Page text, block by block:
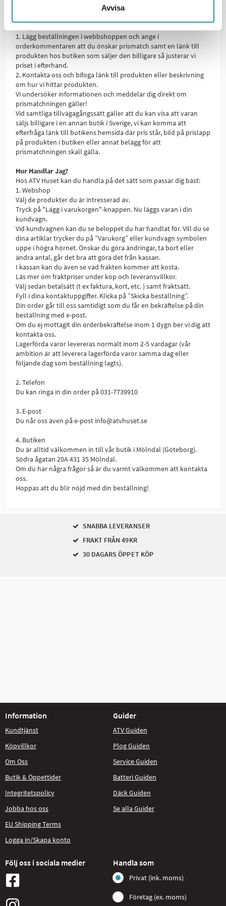
Avvisa
butik. Prisgarantin gäller ordinarie priser, ej tillfälliga reor eller
1. Lägg beställningen i webbshoppen och ange i
orderkommentaren att du önskar prismatch samt en länk till
produkten hos butiken som säljer den billigare så justerar vi
priset i efterhand.
2. Kontakta oss och bifoga länk till produkten eller beskrivning
om hur vi hittar produkten.
Vi undersöker informationen och meddelar dig direkt om
prismatchningen gäller!
Vid samtliga tillvägagångssätt gäller att du kan visa att varan
säljs billigare i en annan butik i Sverige, vi kan komma att
efterfråga länk till butikens hemsida där pris står, bild på prislapp
på produkten i butiken eller annat belägg för att
prismatchningen skall gälla.
Hur Handlar Jag?
Hos ATV Huset kan du handla på det sätt som passar dig bäst:
1. Webshop
Välj de produkter du är intresserad av.
Tryck på "Lägg i varukorgen"-knappen. Nu läggs varan i din
kundvagn.
Vid kundvagnen kan du se beloppet du har handlat för. Vill du se
dina artiklar trycker du på ”Varukorg” eller kundvagn symbolen
uppe i högra hörnet. Önskar du göra ändringar, ta bort eller
ändra antal, går det bra att göra det från kassan.
I kassan kan du även se vad frakten kommer att kosta.
Läs mer om fraktpriser under köp och leveransvillkor.
Välj sedan betalsätt (t ex faktura, kort, etc. ) samt fraktsätt.
Fyll i dina kontaktuppgifter. Klicka på ”Skicka beställning”.
Din order går till oss samtidigt som du får en bekräftelse på din
beställning med e-post.
Om du ej mottagit din orderbekräftelse inom 1 dygn ber vi dig att
kontakta oss.
Lagerförda varor levereras normalt inom 2-5 vardagar (vår
ambition är att leverera lagerförda varor samma dag eller
följande dag som beställning lagts).
2. Telefon
Du kan ringa in din order på 031-7739910
3. E-post
Du når oss även på e-post info@atvhuset.se
4. Butiken
Du är alltid välkommen in till vår butik i Mölndal (Göteborg).
Södra ågatan 20A 431 35 Mölndal.
Om du har några frågor så är du varmt välkommen att kontakta
oss.
Hoppas att du blir nöjd med din beställning!
SNABBA LEVERANSER
FRAKT FRÅN 49KR
30 DAGARS ÖPPET KÖP
Information
Kundtjänst
Köpvillkor
Om Oss
Butik & Öppettider
Integritetspolicy
Jobba hos oss
EU Shipping Terms
Logga in/Skapa konto
Guider
ATV Guiden
Plog Guiden
Service Guiden
Batteri Guiden
Däck Guiden
Se alla Guider
Följ oss i sociala medier Handla som
Privat (ink. moms)
Företag (ex. moms)